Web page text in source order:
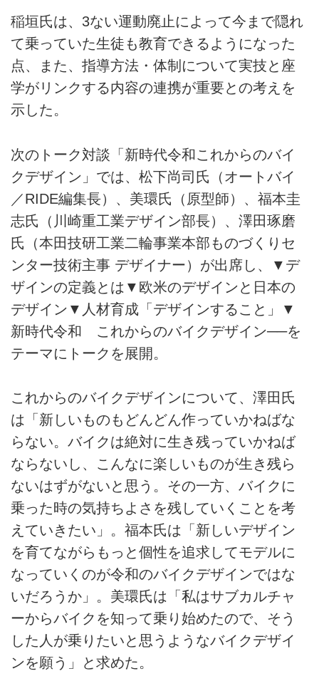
稲垣氏は、3ない運動廃止によって今まで隠れ
て乗っていた生徒も教育できるようになった
点、また、指導方法・体制について実技と座
学がリンクする内容の連携が重要との考えを
示した。
次のトーク対談「新時代令和これからのバイ
クデザイン」では、松下尚司氏（オートバイ
／RIDE編集長）、美環氏（原型師）、福本圭
志氏（川崎重工業デザイン部長）、澤田琢磨
氏（本田技研工業二輪事業本部ものづくりセ
ンター技術主事 デザイナー）が出席し、▼デ
ザインの定義とは▼欧米のデザインと日本の
デザイン▼人材育成「デザインすること」▼
新時代令和 これからのバイクデザイン──を
テーマにトークを展開。
これからのバイクデザインについて、澤田氏
は「新しいものもどんどん作っていかねばな
らない。バイクは絶対に生き残っていかねば
ならないし、こんなに楽しいものが生き残ら
ないはずがないと思う。その一方、バイクに
乗った時の気持ちよさを残していくことを考
えていきたい」。福本氏は「新しいデザイン
を育てながらもっと個性を追求してモデルに
なっていくのが令和のバイクデザインではな
いだろうか」。美環氏は「私はサブカルチャ
ーからバイクを知って乗り始めたので、そう
した人が乗りたいと思うようなバイクデザイ
ンを願う」と求めた。